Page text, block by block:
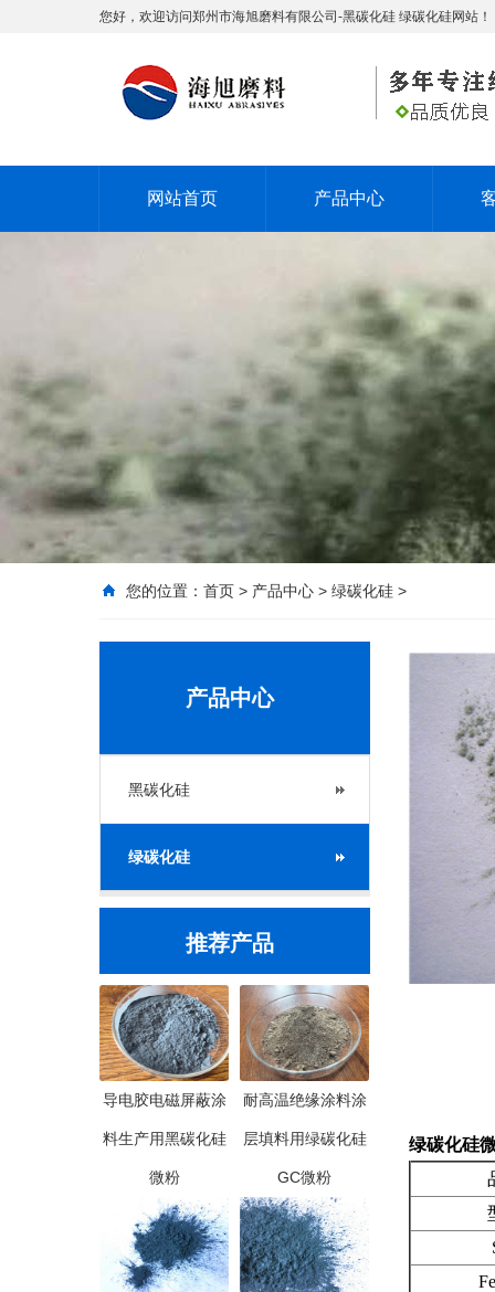
您好，欢迎访问郑州市海旭磨料有限公司-黑碳化硅 绿碳化硅网站！
网站首页 产品中心
您的位置： 首页 > 产品中心 > 绿碳化硅 >
产品中心
黑碳化硅
绿碳化硅
推荐产品
导电胶电磁屏蔽涂
料生产用黑碳化硅
微粉
耐高温绝缘涂料涂
层填料用绿碳化硅
GC微粉
绿碳化硅
品
型